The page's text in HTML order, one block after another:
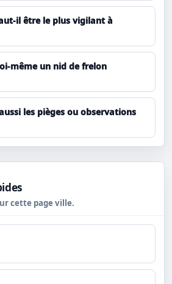
il être le plus vigilant à
même un nid de frelon
les pièges ou observations
cette page ville.